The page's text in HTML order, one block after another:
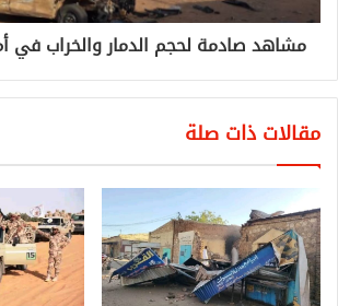
مشاهد صادمة لحجم الدمار والخراب في
مقالات ذات صلة